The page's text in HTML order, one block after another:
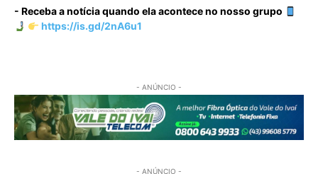
- Receba a notícia quando ela acontece no nosso grupo
https://is.gd/2nA6u1
- ANÚNCIO -
- ANÚNCIO -